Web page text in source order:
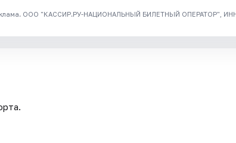
ООО "КАССИР.РУ-НАЦИОНАЛЬНЫЙ БИЛЕТНЫЙ ОПЕРАТОР", ИНН: